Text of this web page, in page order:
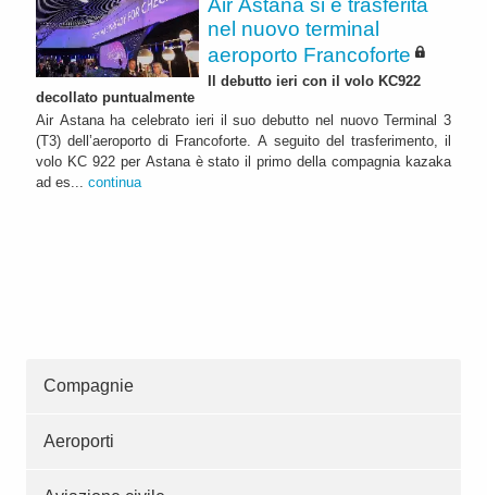
Air Astana si è trasferita
nel nuovo terminal
aeroporto Francoforte
Il debutto ieri con il volo KC922
decollato puntualmente
Air Astana ha celebrato ieri il suo debutto nel nuovo Terminal 3
(T3) dell’aeroporto di Francoforte. A seguito del trasferimento, il
volo KC 922 per Astana è stato il primo della compagnia kazaka
ad es... continua
Compagnie
Aeroporti